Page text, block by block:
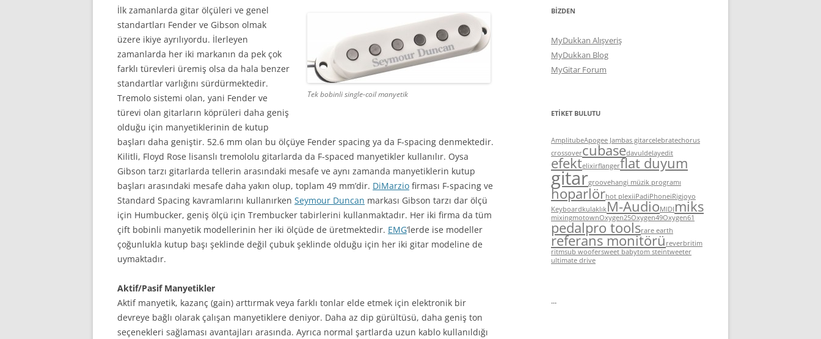
Tek bobinli single-coil manyetik
İlk zamanlarda gitar ölçüleri ve genel
standartları Fender ve Gibson olmak
üzere ikiye ayrılıyordu. İlerleyen
zamanlarda her iki markanın da pek çok
farklı türevleri üremiş olsa da hala benzer
standartlar varlığını sürdürmektedir.
Tremolo sistemi olan, yani Fender ve
türevi olan gitarların köprüleri daha geniş
olduğu için manyetiklerinin de kutup
başları daha geniştir. 52.6 mm olan bu ölçüye Fender spacing ya da F-spacing denmektedir.
Kilitli, Floyd Rose lisanslı tremololu gitarlarda da F-spaced manyetikler kullanılır. Oysa
Gibson tarzı gitarlarda tellerin arasındaki mesafe ve aynı zamanda manyetiklerin kutup
başları arasındaki mesafe daha yakın olup, toplam 49 mm’dir. DiMarzio firması F-spacing ve
Standard Spacing kavramlarını kullanırken Seymour Duncan markası Gibson tarzı dar ölçü
için Humbucker, geniş ölçü için Trembucker tabirlerini kullanmaktadır. Her iki firma da tüm
çift bobinli manyetik modellerinin her iki ölçüde de üretmektedir. EMG‘lerde ise modeller
çoğunlukla kutup başı şeklinde değil çubuk şeklinde olduğu için her iki gitar modeline de
uymaktadır.
Aktif/Pasif Manyetikler
Aktif manyetik, kazanç (gain) arttırmak veya farklı tonlar elde etmek için elektronik bir
devreye bağlı olarak çalışan manyetiklere deniyor. Daha az dip gürültüsü, daha geniş ton
seçenekleri sağlaması avantajları arasında. Ayrıca normal şartlarda uzun kablo kullanıldığı
BIZDEN
MyDukkan Alışveriş
MyDukkan Blog
MyGitar Forum
ETIKET BULUTU
AmplitubeApogee Jambas gitarcelebratechorus
crossovercubasedavuldelayedit
efektelixirflangerflat duyum
gitargroovehangi müzik programı
hoparlörhot plexiiPadiPhoneiRigjoyo
KeyboardkulaklıkM-AudioMIDI miks
mixingmotownOxygen25Oxygen49Oxygen61
pedalpro toolsrare earth
referans monitörü reverbritim
ritmsub woofersweet babytom steintweeter
ultimate drive
...